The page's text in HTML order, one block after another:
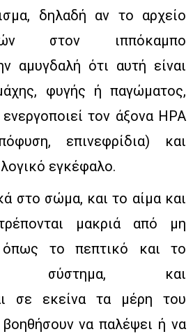
δηλαδή αν το αρχείο
στον ιππόκαμπο
αμυγδαλή ότι αυτή είναι
φυγής ή παγώματος,
τον άξονα ΗΡΑ
επινεφρίδια) και
εγκέφαλο.
στο σώμα, και το αίμα και
μακριά από μη
όπως το πεπτικό και το
σύστημα, και
σε εκείνα τα μέρη του
να παλέψει ή να